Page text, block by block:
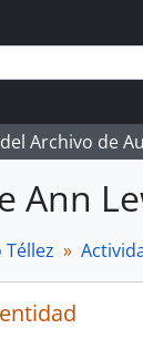
Archivo de
Ann
Téllez